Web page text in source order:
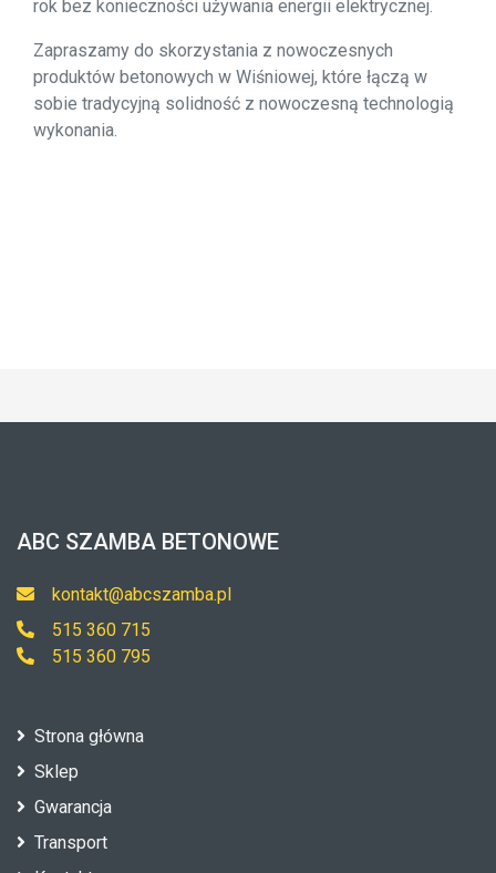
rok bez konieczności używania energii elektrycznej.
Zapraszamy do skorzystania z nowoczesnych
produktów betonowych w Wiśniowej, które łączą w
sobie tradycyjną solidność z nowoczesną technologią
wykonania.
ABC SZAMBA BETONOWE
kontakt@abcszamba.pl
515 360 715
515 360 795
Strona główna
Sklep
Gwarancja
Transport